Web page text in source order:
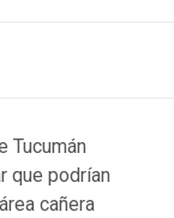
Tucumán
que podrían
cañera